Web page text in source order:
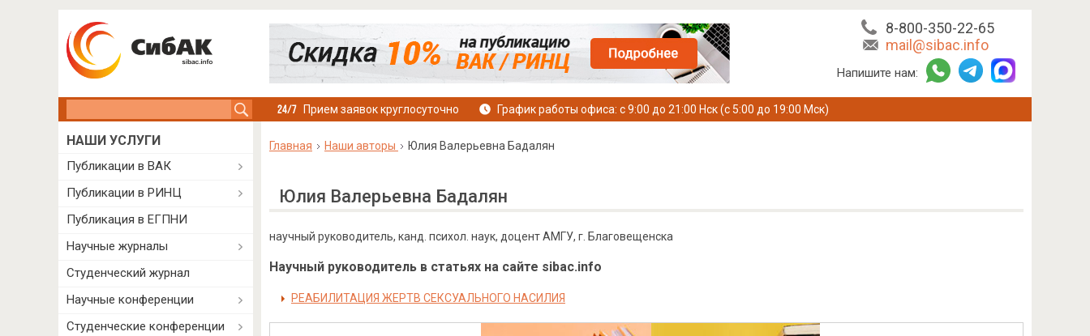
8-800-350-22-65
mail@sibac.info
Напишите нам:
Прием заявок круглосуточно График работы офиса: с 9:00 до 21:00 Нск (с 5:00 до 19:00 Мск)
Главная Наши авторы Юлия Валерьевна Бадалян
Юлия Валерьевна Бадалян
научный руководитель, канд. психол. наук, доцент АМГУ, г. Благовещенска
Научный руководитель в статьях на сайте sibac.info
РЕАБИЛИТАЦИЯ ЖЕРТВ СЕКСУАЛЬНОГО НАСИЛИЯ
НАШИ УСЛУГИ
Публикации в ВАК
Публикации в РИНЦ
Публикация в ЕГПНИ
Научные журналы
Студенческий журнал
Научные конференции
Студенческие конференции